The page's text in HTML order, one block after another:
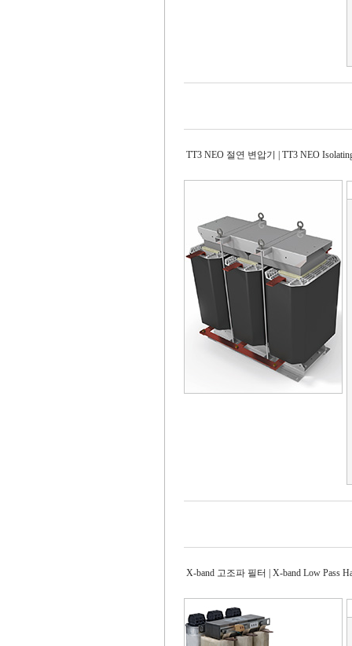
TT3 NEO 절연 변압기 | TT3 NEO
X-band 고조파 필터 | X-band Low Pass